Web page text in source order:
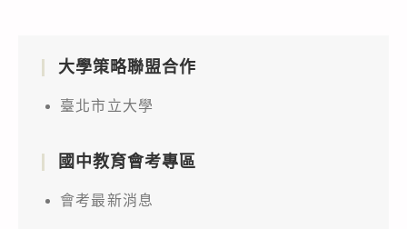
大學策略聯盟合作
臺北市立大學
國中教育會考專區
會考最新消息